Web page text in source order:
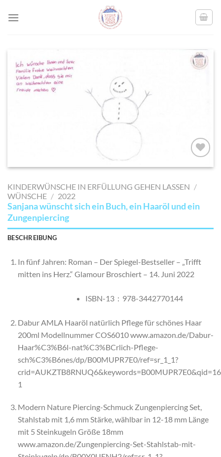
AUF MEINE
SETZEN
KINDERWÜNSCHE IN ERFÜLLUNG GEHEN LASSEN /
WÜNSCHE / 2022
Sanjana wünscht sich ein Buch, ein Haaröl und ein
Zungenpiercing
BESCHREIBUNG
In fünf Jahren: Roman – Der Spiegel-Bestseller – „Trifft
mitten ins Herz.“ Glamour Broschiert – 14. Juni 2022
ISBN-13 ‏ : ‎ 978-3442770144
Dabur AMLA Haaröl natürlich Pflege für schönes Haar
200ml Modellnummer COS6010 www.amazon.de/Dabur-
Haar%C3%B6l-nat%C3%BCrlich-Pflege-
sch%C3%B6nes/dp/B00MUPR7E0/ref=sr_1_1?
1
Modern Nature Piercing-Schmuck Zungenpiercing Set,
Stahlstab mit 1,6 mm Stärke, wählbar in 12-18 mm Länge
mit 5 Steinkugeln Größe 18mm
www.amazon.de/Zungenpiercing-Set-Stahlstab-mit-